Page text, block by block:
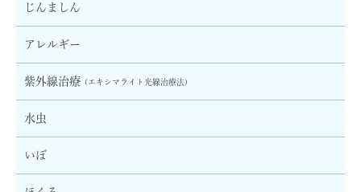
じんましん
アレルギー
紫外線治療 (エキシマライト光線治療法)
水虫
いぼ